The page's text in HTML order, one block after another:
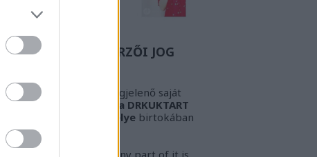
AZ A BIZONYOS SZERZŐI JOG
FIGYELEM! Az oldalon megjelenő saját
szöveg és kép
kizárólag a DRKUKTART
előzetes írásbeli engedélye birtokában
használható fel.